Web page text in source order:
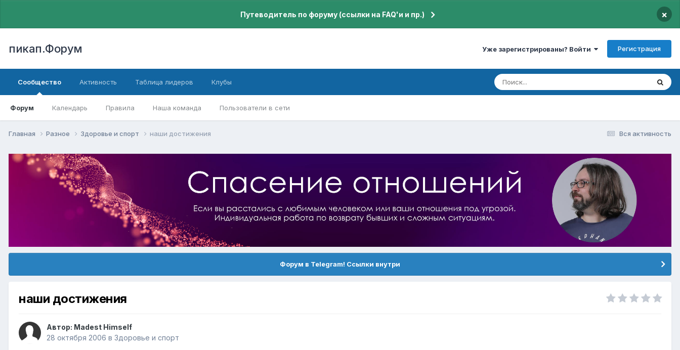
Путеводитель по форуму (ссылки на FAQ'и и пр.) ×
пикап.Форум Уже зарегистрированы? Войти Регистрация
Сообщество
Форум Календарь Правила Наша команда Пользователи в сети
Активность Таблица лидеров Клубы
Вся активность
Главная Разное Здоровье и спорт наши достижения
Форум в Telegram! Ссылки внутри
наши достижения
Автор: Madest Himself
28 октября 2006 в Здоровье и спорт